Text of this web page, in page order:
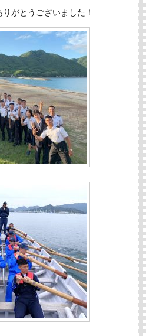
がとうございました！